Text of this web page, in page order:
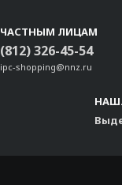
ЧАСТНЫМ ЛИЦАМ
(812) 326-45-54
ipc-shopping@nnz.ru